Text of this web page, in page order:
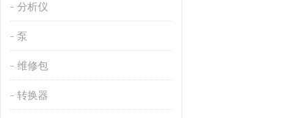
分析仪
泵
维修包
转换器